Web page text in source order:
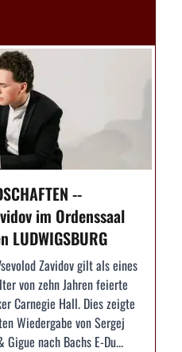
--
im Ordenssaal
Zavidov gilt als eines
von zehn Jahren feierte
Carnegie Hall. Dies zeigte
Wiedergabe von Sergej
nach Bachs E-Du...